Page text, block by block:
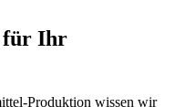
für Ihr
Produktion wissen wir